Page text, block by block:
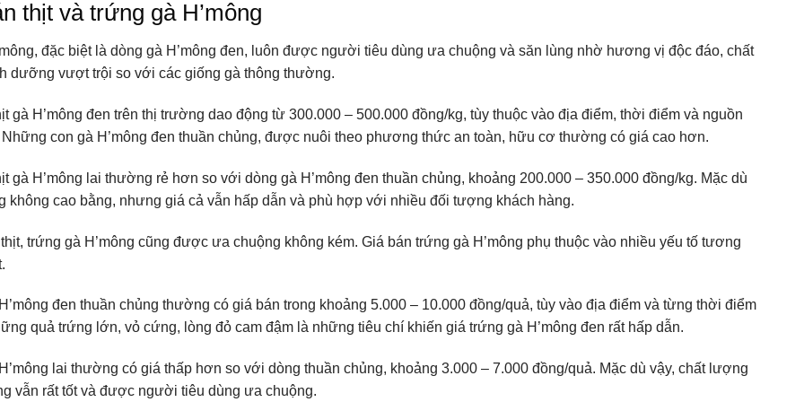
thịt và trứng gà H’mông
đặc biệt là dòng gà H’mông đen, luôn được người tiêu dùng ưa chuộng và săn lùng nhờ hương vị độc đáo, chất
dưỡng vượt trội so với các giống gà thông thường.
gà H’mông đen trên thị trường dao động từ 300.000 – 500.000 đồng/kg, tùy thuộc vào địa điểm, thời điểm và nguồn
con gà H’mông đen thuần chủng, được nuôi theo phương thức an toàn, hữu cơ thường có giá cao hơn.
gà H’mông lai thường rẻ hơn so với dòng gà H’mông đen thuần chủng, khoảng 200.000 – 350.000 đồng/kg. Mặc dù
không cao bằng, nhưng giá cả vẫn hấp dẫn và phù hợp với nhiều đối tượng khách hàng.
trứng gà H’mông cũng được ưa chuộng không kém. Giá bán trứng gà H’mông phụ thuộc vào nhiều yếu tố tương
đen thuần chủng thường có giá bán trong khoảng 5.000 – 10.000 đồng/quả, tùy vào địa điểm và từng thời điểm
quả trứng lớn, vỏ cứng, lòng đỏ cam đậm là những tiêu chí khiến giá trứng gà H’mông đen rất hấp dẫn.
lai thường có giá thấp hơn so với dòng thuần chủng, khoảng 3.000 – 7.000 đồng/quả. Mặc dù vậy, chất lượng
vẫn rất tốt và được người tiêu dùng ưa chuộng.